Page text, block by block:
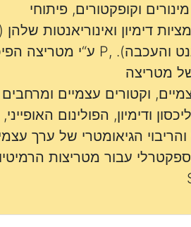
וקופקטורים, פיתוחי
דימיון ואינוריאנטות שלהן (
מטריצה
וקטורים עצמיים ומרחבים
ודימיון, הפולינום האופייני,
הגיאומטרי של ערך
עבור מטריצות